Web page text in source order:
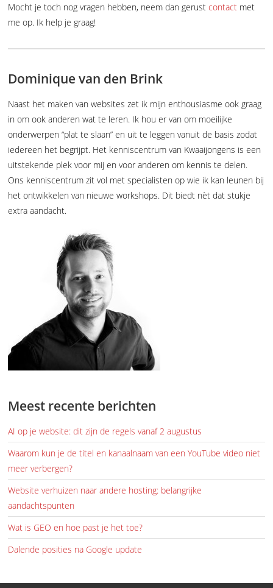
Mocht je toch nog vragen hebben, neem dan gerustcontact met
me op. Ik help je graag!
Dominique van den Brink
Naast het maken van websites zet ik mijn enthousiasme ook graag
in om ook anderen wat te leren. Ik hou er van om moeilijke
onderwerpen “plat te slaan” en uit te leggen vanuit de basis zodat
iedereen het begrijpt. Het kenniscentrum van Kwaaijongens is een
uitstekende plek voor mij en voor anderen om kennis te delen.
Ons kenniscentrum zit vol met specialisten op wie ik kan leunen bij
het ontwikkelen van nieuwe workshops. Dit biedt nèt dat stukje
extra aandacht.
Meest recente berichten
AI op je website: dit zijn de regels vanaf 2 augustus
Waarom kun je de titel en kanaalnaam van een YouTube video niet
meer verbergen?
Website verhuizen naar andere hosting: belangrijke
aandachtspunten
Wat is GEO en hoe past je het toe?
Dalende posities na Google update